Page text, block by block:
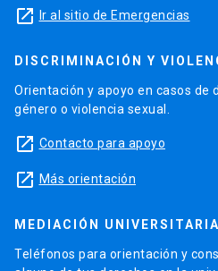
launch Ir al sitio de Emergencias
DISCRIMINACIÓN Y
Orientación y apoyo en casos de
género o violencia sexual.
launch Contacto para apoyo
launch Más orientación
MEDIACIÓN UNIVERSITARIA
Teléfonos para orientación y